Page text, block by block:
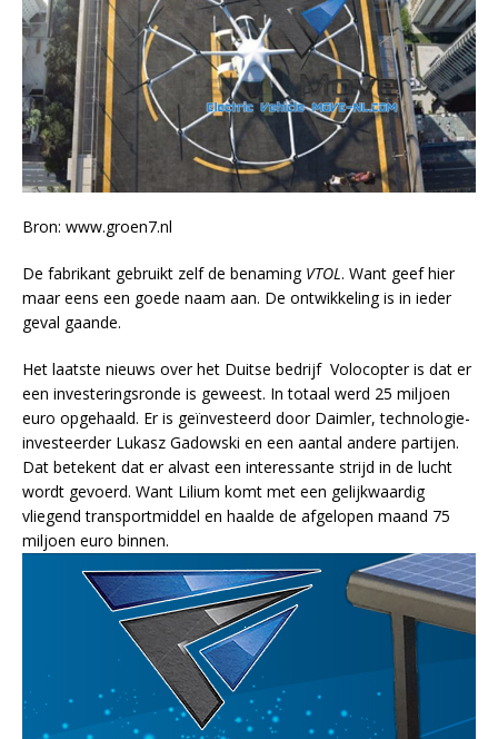
Bron: www.groen7.nl
De fabrikant gebruikt zelf de benaming VTOL. Want geef hier
maar eens een goede naam aan. De ontwikkeling is in ieder
geval gaande.
Het laatste nieuws over het Duitse bedrijf Volocopter is dat er
een investeringsronde is geweest. In totaal werd 25 miljoen
euro opgehaald. Er is geïnvesteerd door Daimler, technologie-
investeerder Lukasz Gadowski en een aantal andere partijen.
Dat betekent dat er alvast een interessante strijd in de lucht
wordt gevoerd. Want Lilium komt met een gelijkwaardig
vliegend transportmiddel en haalde de afgelopen maand 75
miljoen euro binnen.